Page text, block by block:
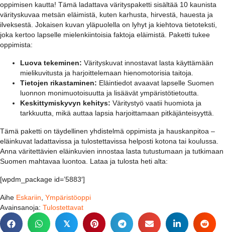
oppimisen kautta! Tämä ladattava värityspaketti sisältää 10 kaunista
värityskuvaa metsän eläimistä, kuten karhusta, hirvestä, hauesta ja
ilveksestä. Jokaisen kuvan yläpuolella on lyhyt ja kiehtova tietoteksti,
joka kertoo lapselle mielenkiintoisia faktoja eläimistä. Paketti tukee
oppimista:
Luova tekeminen: Värityskuvat innostavat lasta käyttämään
mielikuvitusta ja harjoittelemaan hienomotorisia taitoja.
Tietojen rikastaminen: Eläintiedot avaavat lapselle Suomen
luonnon monimuotoisuutta ja lisäävät ympäristötietoutta.
Keskittymiskyvyn kehitys: Väritystyö vaatii huomiota ja
tarkkuutta, mikä auttaa lapsia harjoittamaan pitkäjänteisyyttä.
Tämä paketti on täydellinen yhdistelmä oppimista ja hauskanpitoa –
eläinkuvat ladattavissa ja tulostettavissa helposti kotona tai koulussa.
Anna väritettävien eläinkuvien innostaa lasta tutustumaan ja tutkimaan
Suomen mahtavaa luontoa. Lataa ja tulosta heti alta:
[wpdm_package id=’5883′]
Aihe Eskariin Ympäristöoppi
Avainsanoja: Tulostettavat
𝕏